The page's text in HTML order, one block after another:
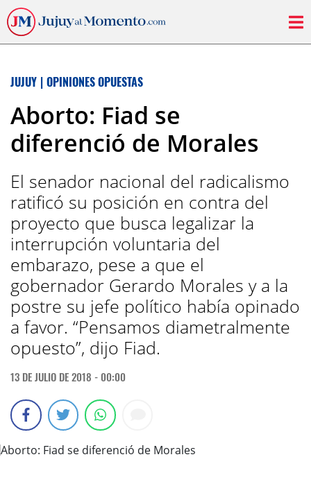
JUJUY | OPINIONES OPUESTAS
Aborto: Fiad se
diferenció de Morales
El senador nacional del radicalismo
ratificó su posición en contra del
proyecto que busca legalizar la
interrupción voluntaria del
embarazo, pese a que el
gobernador Gerardo Morales y a la
postre su jefe político había opinado
a favor. “Pensamos diametralmente
opuesto”, dijo Fiad.
13 DE JULIO DE 2018 - 00:00